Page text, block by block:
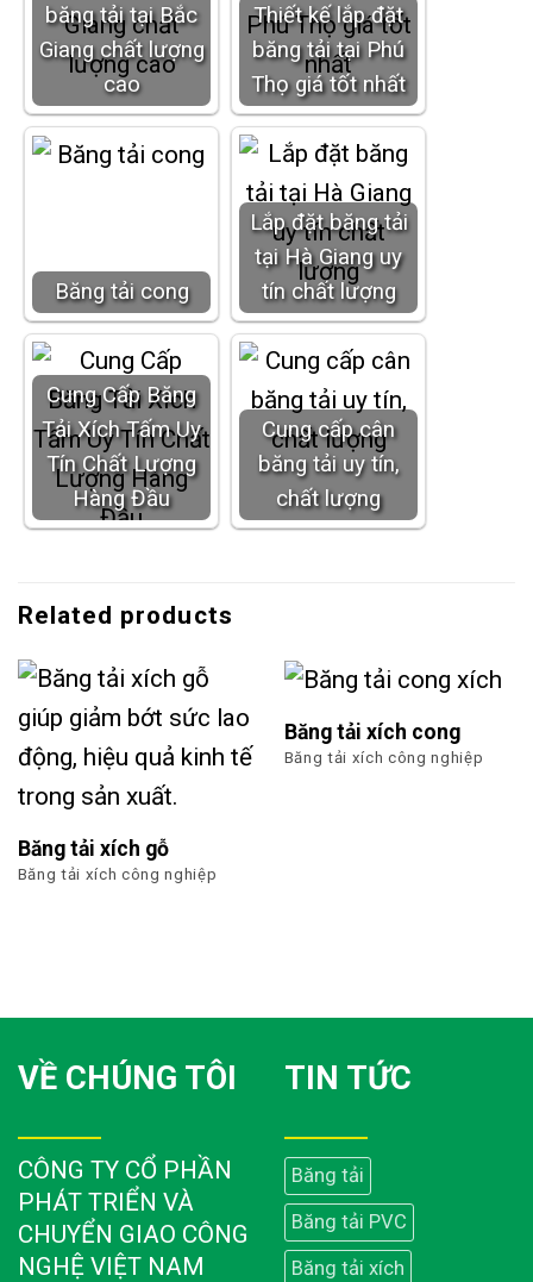
băng tải tại Bắc
Giang chất lượng
cao
Thiết kế lắp đặt
băng tải tại Phú
Thọ giá tốt nhất
Băng tải cong
Lắp đặt băng tải
tại Hà Giang uy
tín chất lượng
Cung Cấp Băng
Tải Xích Tấm Uy
Tín Chất Lượng
Hàng Đầu
Cung cấp cân
băng tải uy tín,
chất lượng
Related products
Băng tải xích gỗ
Băng tải xích công nghiệp
Băng tải xích cong
Băng tải xích công nghiệp
VỀ CHÚNG TÔI
CÔNG TY CỔ PHẦN
PHÁT TRIỂN VÀ
CHUYỂN GIAO CÔNG
NGHỆ VIỆT NAM
TIN TỨC
Băng tải
Băng tải PVC
Băng tải xích